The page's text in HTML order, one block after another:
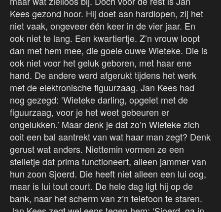
Kees gezond hoor. Hij doet aan hardlopen, zij het
niet vaak, ongeveer één keer in de vier jaar. En
ook niet te lang. Een kwartiertje. Z’n vrouw loopt
dan met hem mee, die goeie ouwe Wieteke. Die is
ook niet voor het geluk geboren, met haar ene
hand. De andere werd afgerukt tijdens het werk
met de elektronische figuurzaag. Jan Kees had
nog gezegd: ‘Wieteke darling, opgelet met de
figuurzaag, voor je het weet gebeuren er
ongelukken.’ Maar denk je dat zo’n Wieteke zich
ooit een bal aantrekt van wat haar man zegt? Denk
gerust wat anders. Niettemin vormen ze een
stelletje dat prima functioneert, alleen jammer van
hun zoon Sjoerd. Die heeft niet alleen een lui oog,
maar is lui tout court. De hele dag ligt hij op de
bank, naar het scherm van z’n telefoon te staren.